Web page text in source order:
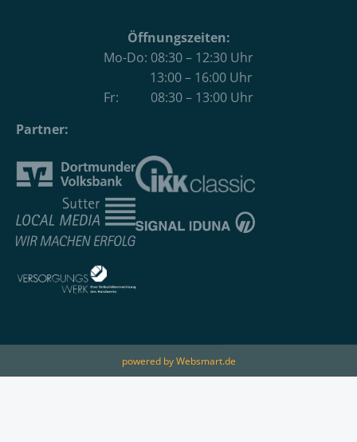
Öffnungszeiten:
Mo-Do: 08:30 – 12:30 Uhr
13:00 – 16:00 Uhr
Fr: 08:30 – 13:00 Uhr
Partner:
powered by Websmart.de